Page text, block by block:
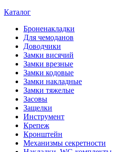
Каталог
Броненакладки
Для чемоданов
Доводчики
Замки висячий
Замки врезные
Замки кодовые
Замки накладные
Замки тяжелые
Засовы
Защелки
Инструмент
Крепеж
Кронштейн
Механизмы секретности